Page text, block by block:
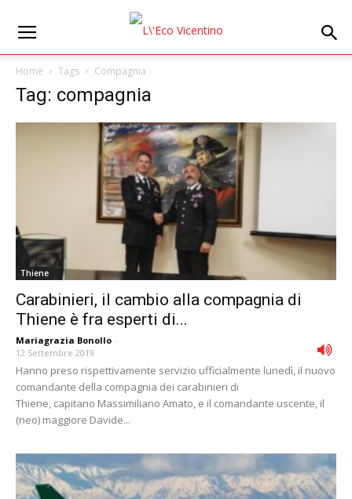
Home Tags Compagnia
Tag: compagnia
Thiene
Carabinieri, il cambio alla compagnia di
Thiene è fra esperti di...
Mariagrazia Bonollo -
12 Settembre 2019
Hanno preso rispettivamente servizio ufficialmente lunedì, il nuovo
comandante della compagnia dei carabinieri di
Thiene, capitano Massimiliano Amato, e il comandante uscente, il
(neo) maggiore Davide...